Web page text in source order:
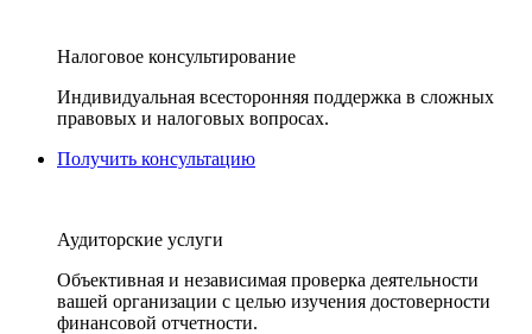
Налоговое консультирование
Индивидуальная всесторонняя поддержка в сложных
правовых и налоговых вопросах.
Получить консультацию
Аудиторские услуги
Объективная и независимая проверка деятельности
вашей организации с целью изучения достоверности
финансовой отчетности.